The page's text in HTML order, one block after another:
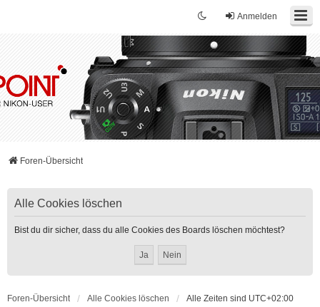
Anmelden
Foren-Übersicht
Alle Cookies löschen
Bist du dir sicher, dass du alle Cookies des Boards löschen möchtest?
Foren-Übersicht Alle Cookies löschen Alle Zeiten sind UTC+02:00